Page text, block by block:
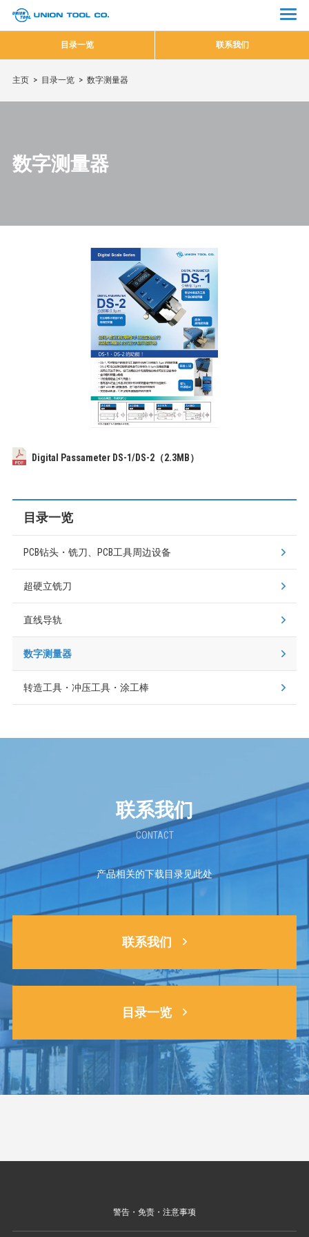
目录一览 联系我们
主页 目录一览 数字测量器
数字测量器
Digital Passameter DS-1/DS-2（2.3MB）
目录一览
PCB钻头・铣刀、PCB工具周边设备
超硬立铣刀
直线导轨
数字测量器
转造工具・冲压工具・涂工棒
联系我们
CONTACT
产品相关的下载目录见此处
联系我们
目录一览
警告・免责・注意事项